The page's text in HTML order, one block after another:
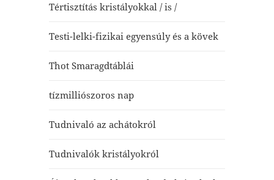
Tértisztítás kristályokkal / is /
Testi-lelki-fizikai egyensúly és a kövek
Thot Smaragdtáblái
tízmilliószoros nap
Tudnivaló az achátokról
Tudnivalók kristályokról